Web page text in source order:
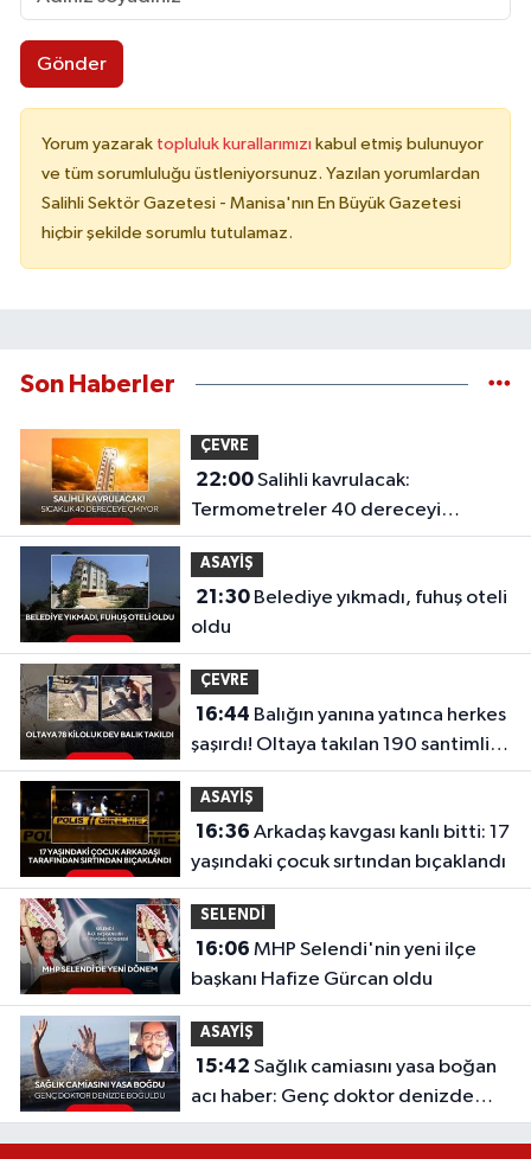
Gönder
Yorum yazarak topluluk kurallarımızı kabul etmiş bulunuyor
ve tüm sorumluluğu üstleniyorsunuz. Yazılan yorumlardan
Salihli Sektör Gazetesi - Manisa'nın En Büyük Gazetesi
hiçbir şekilde sorumlu tutulamaz.
Son Haberler
ÇEVRE
22:00Salihli kavrulacak:
Termometreler 40 dereceyi
gösterecek
ASAYİŞ
21:30Belediye yıkmadı, fuhuş oteli
oldu
ÇEVRE
16:44
şaşırdı! Oltaya takılan 190 santimlik
dev yayın balığı
ASAYİŞ
16:36
yaşındaki çocuk sırtından bıçaklandı
SELENDİ
16:06
başkanı Hafize Gürcan oldu
ASAYİŞ
15:42
acı haber: Genç doktor denizde
boğuldu